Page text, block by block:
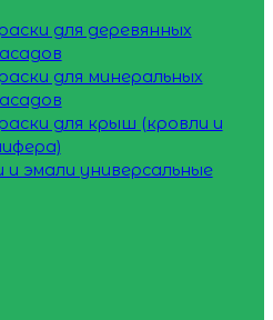
для деревянных
для минеральных
для крыш (кровли и
и эмали универсальные